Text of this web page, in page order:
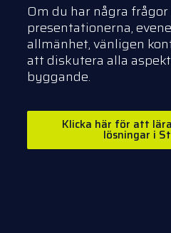
Om du har några
presentationerna,
allmänhet, vänligen
att diskutera alla
byggande.
Klicka här för att
lösningar i